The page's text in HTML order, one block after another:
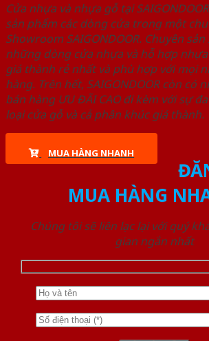
Cửa nhựa và nhựa gỗ tại
sản phẩm các dòng cửa trong một
Showroom SAIGONDOOR. Chuyên
những dòng cửa nhựa và hỗ hợp
giá thành rẻ nhất và phù hợp với mọi
hàng. Trên hết, SAIGONDOOR còn có
bán hàng ƯU ĐÃI CAO đi kèm với sự
loại cửa gỗ và cả phân khúc giá thành.
MUA HÀNG NHANH
MUA HÀNG
Chúng tôi sẽ liên lạc lại với quý
gian ngắn nhất